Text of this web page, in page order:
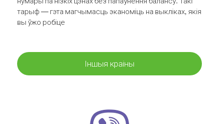
тарыф — гэта магчымасць эканоміць на выкліках, якія
вы ўжо робіце
Іншыя краіны